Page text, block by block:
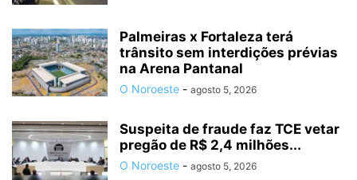
Palmeiras x Fortaleza terá
trânsito sem interdições prévias
na Arena Pantanal
O Noroeste - agosto 5, 2026
Suspeita de fraude faz TCE vetar
pregão de R$ 2,4 milhões...
O Noroeste - agosto 5, 2026